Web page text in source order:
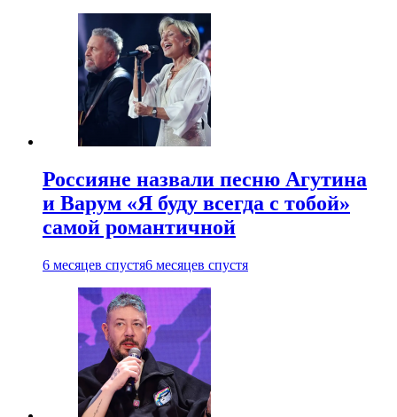
Россияне назвали песню Агутина
и Варум «Я буду всегда с тобой»
самой романтичной
6 месяцев спустя6 месяцев спустя